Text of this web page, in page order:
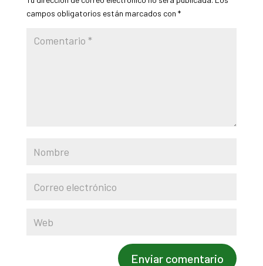
campos obligatorios están marcados con *